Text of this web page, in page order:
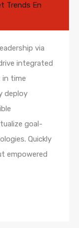
Trends En
via
integrated
time
deploy
goal-
Quickly
empowered